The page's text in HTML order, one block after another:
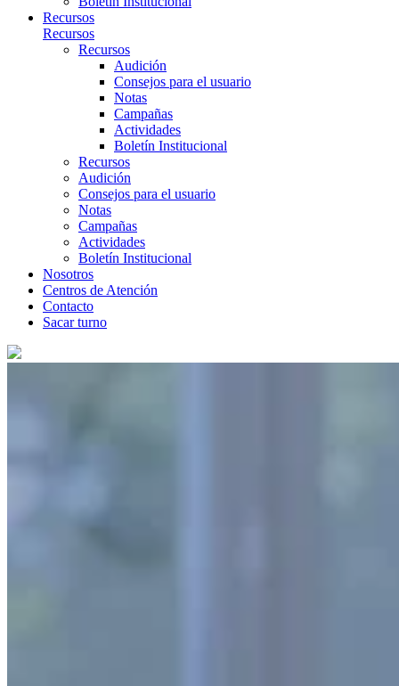
Recursos
Recursos
Recursos
Audición
Consejos para el usuario
Notas
Campañas
Actividades
Boletín Institucional
Recursos
Audición
Consejos para el usuario
Notas
Campañas
Actividades
Boletín Institucional
Nosotros
Centros de Atención
Contacto
Sacar turno